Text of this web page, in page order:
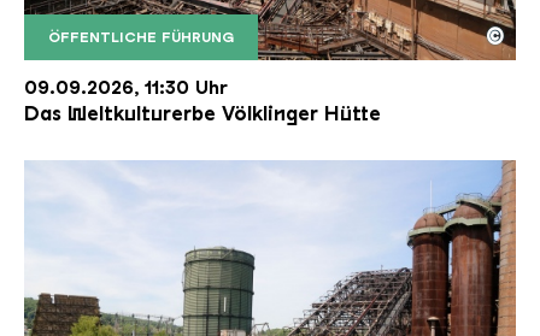
ÖFFENTLICHE FÜHRUNG
Der Erzschrägaufzug der Völklinger Hütte mit
Copyright: Weltkulturerbe Völklinger Hütte | Karl
©
09.09.2026, 11:30 Uhr
Das Weltkulturerbe Völklinger Hütte